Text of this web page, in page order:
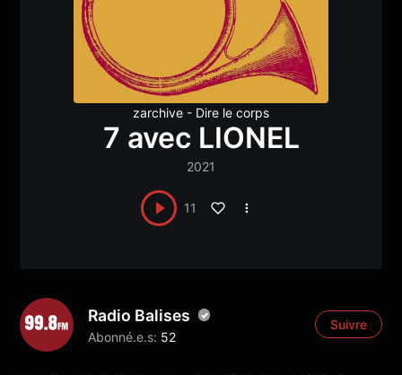
zarchive - Dire le corps
7 avec LIONEL
2021
11
Radio Balises
Abonné.e.s: 52
Suivre